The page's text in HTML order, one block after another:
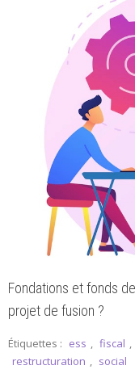
Fondations et fonds
projet de fusion ?
Étiquettes : ess , fiscal ,
restructuration , social